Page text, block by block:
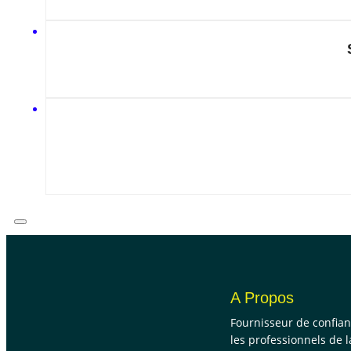
A Propos
Fournisseur de
les professionnels de